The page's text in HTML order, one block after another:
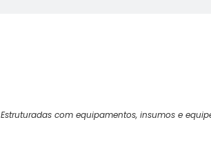
Estruturadas com equipamentos, insumos e